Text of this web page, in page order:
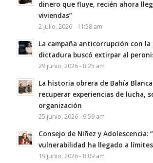
dinero que fluye, recién ahora
viviendas”
2 julio, 2026 - 11:58 am
La campaña anticorrupción con la
dictadura buscó extirpar al
29 junio, 2026 - 8:25 am
La historia obrera de Bahía
recuperar experiencias de lucha,
organización
25 junio, 2026 - 9:59 am
Consejo de Niñez y Adolescencia:
vulnerabilidad ha llegado a límites
19 junio, 2026 - 8:09 am